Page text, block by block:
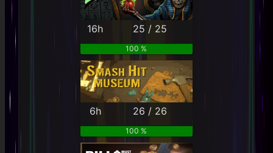
16h 25 / 25
100 %
6h 26 / 26
100 %